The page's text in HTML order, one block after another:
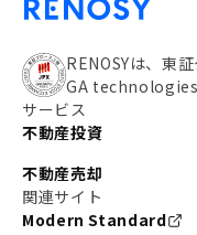
RENOSYは、東
GA technologies
サービス
不動産投資
不動産売却
関連サイト
Modern Standard